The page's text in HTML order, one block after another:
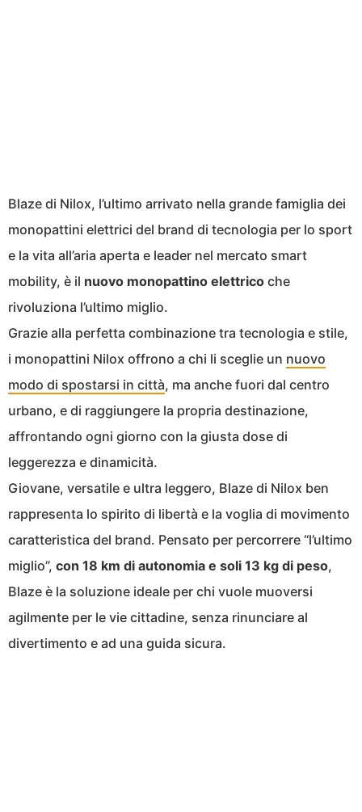
Blaze di Nilox, l’ultimo arrivato nella grande famiglia dei
monopattini elettrici del brand di tecnologia per lo sport
e la vita all’aria aperta e leader nel mercato smart
mobility, è il nuovo monopattino elettrico che
rivoluziona l’ultimo miglio.
Grazie alla perfetta combinazione tra tecnologia e stile,
i monopattini Nilox offrono a chi li sceglie un nuovo
modo di spostarsi in città, ma anche fuori dal centro
urbano, e di raggiungere la propria destinazione,
affrontando ogni giorno con la giusta dose di
leggerezza e dinamicità.
Giovane, versatile e ultra leggero, Blaze di Nilox ben
rappresenta lo spirito di libertà e la voglia di movimento
caratteristica del brand. Pensato per percorrere “l’ultimo
miglio”, con 18 km di autonomia e soli 13 kg di peso,
Blaze è la soluzione ideale per chi vuole muoversi
agilmente per le vie cittadine, senza rinunciare al
divertimento e ad una guida sicura.